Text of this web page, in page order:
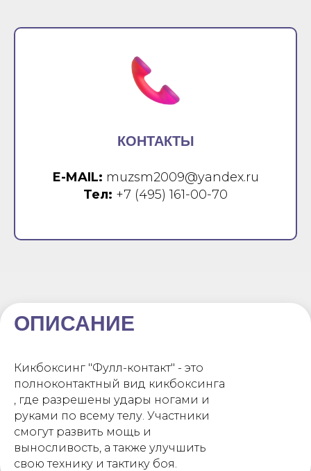
КОНТАКТЫ
E-MAIL: muzsm2009@yandex.ru
Тел: +7 (495) 161-00-70
ОПИСАНИЕ
Кикбоксинг "Фулл-контакт" - это
полноконтактный вид кикбоксинга
, где разрешены удары ногами и
руками по всему телу. Участники
смогут развить мощь и
выносливость, а также улучшить
свою технику и тактику боя.